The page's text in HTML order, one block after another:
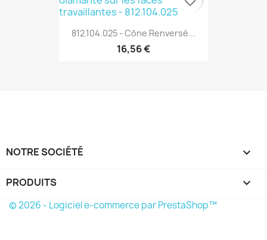
812.104.025 - Cône Renversé...
16,56 €
NOTRE SOCIÉTÉ 
PRODUITS 
© 2026 - Logiciel e-commerce par PrestaShop™